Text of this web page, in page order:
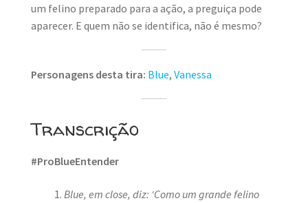
um felino preparado para a ação, a preguiça pode
aparecer. E quem não se identifica, não é mesmo?
Personagens desta tira: Blue, Vanessa
Transcrição
#ProBlueEntender
Blue, em close, diz: ‘Como um grande felino